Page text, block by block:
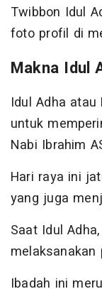
Twibbon Idul
foto profil di
Makna Idul
Idul Adha
untuk
Nabi Ibrahim
Hari raya ini
yang juga
Saat Idul
melaksanakan
Ibadah ini